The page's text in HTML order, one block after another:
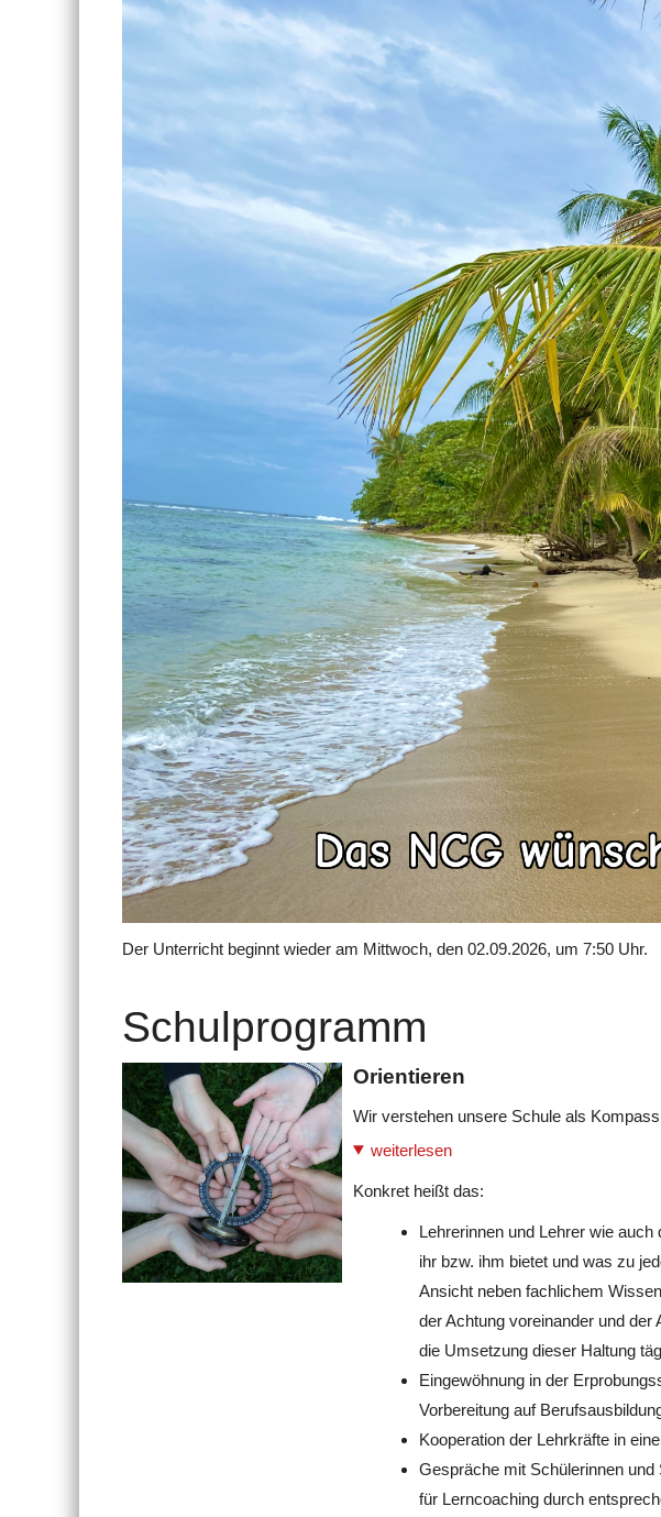
Der Unterricht beginnt wieder am Mittwoch, den 02.09.2026, um 7:50 Uhr.
Schulprogramm
Orientieren
Wir verstehen unsere Schule als
weiterlesen
Konkret heißt das:
Lehrerinnen und Lehrer wie
ihr bzw. ihm bietet und was zu
Ansicht neben fachlichem
der Achtung voreinander und
die Umsetzung dieser Haltung
Eingewöhnung in der
Vorbereitung auf
Kooperation der Lehrkräfte in
Gespräche mit Schülerinnen
für Lerncoaching durch